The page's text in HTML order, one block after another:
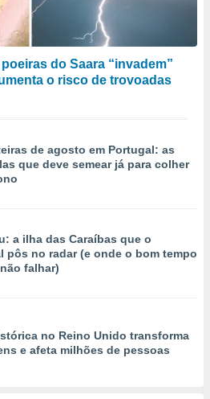
do Saara “invadem”
o risco de trovoadas
de agosto em Portugal: as
que deve semear já para colher
a ilha das Caraíbas que o
pôs no radar (e onde o bom tempo
falhar)
no Reino Unido transforma
e afeta milhões de pessoas